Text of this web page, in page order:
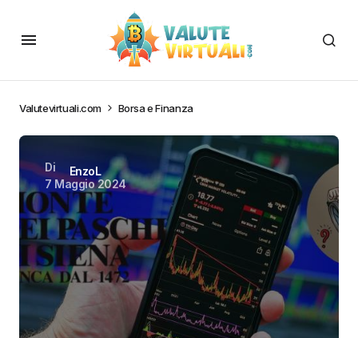
Valutevirtuali.com Borsa e Finanza
Di
EnzoL
7 Maggio 2024